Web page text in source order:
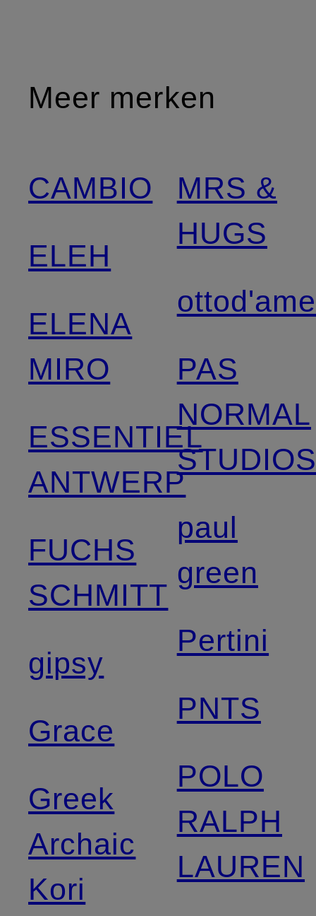
Meer merken
CAMBIO
ELEH
ELENA
MIRO
ESSENTIEL
ANTWERP
FUCHS
SCHMITT
gipsy
Grace
Greek
Archaic
Kori
MRS &
HUGS
ottod'ame
PAS
NORMAL
paul
green
Pertini
PNTS
POLO
RALPH
LAUREN